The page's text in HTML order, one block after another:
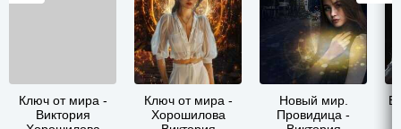
Ключ от мира -
Виктория
Ключ от мира -
Хорошилова
Новый мир.
Провидица -